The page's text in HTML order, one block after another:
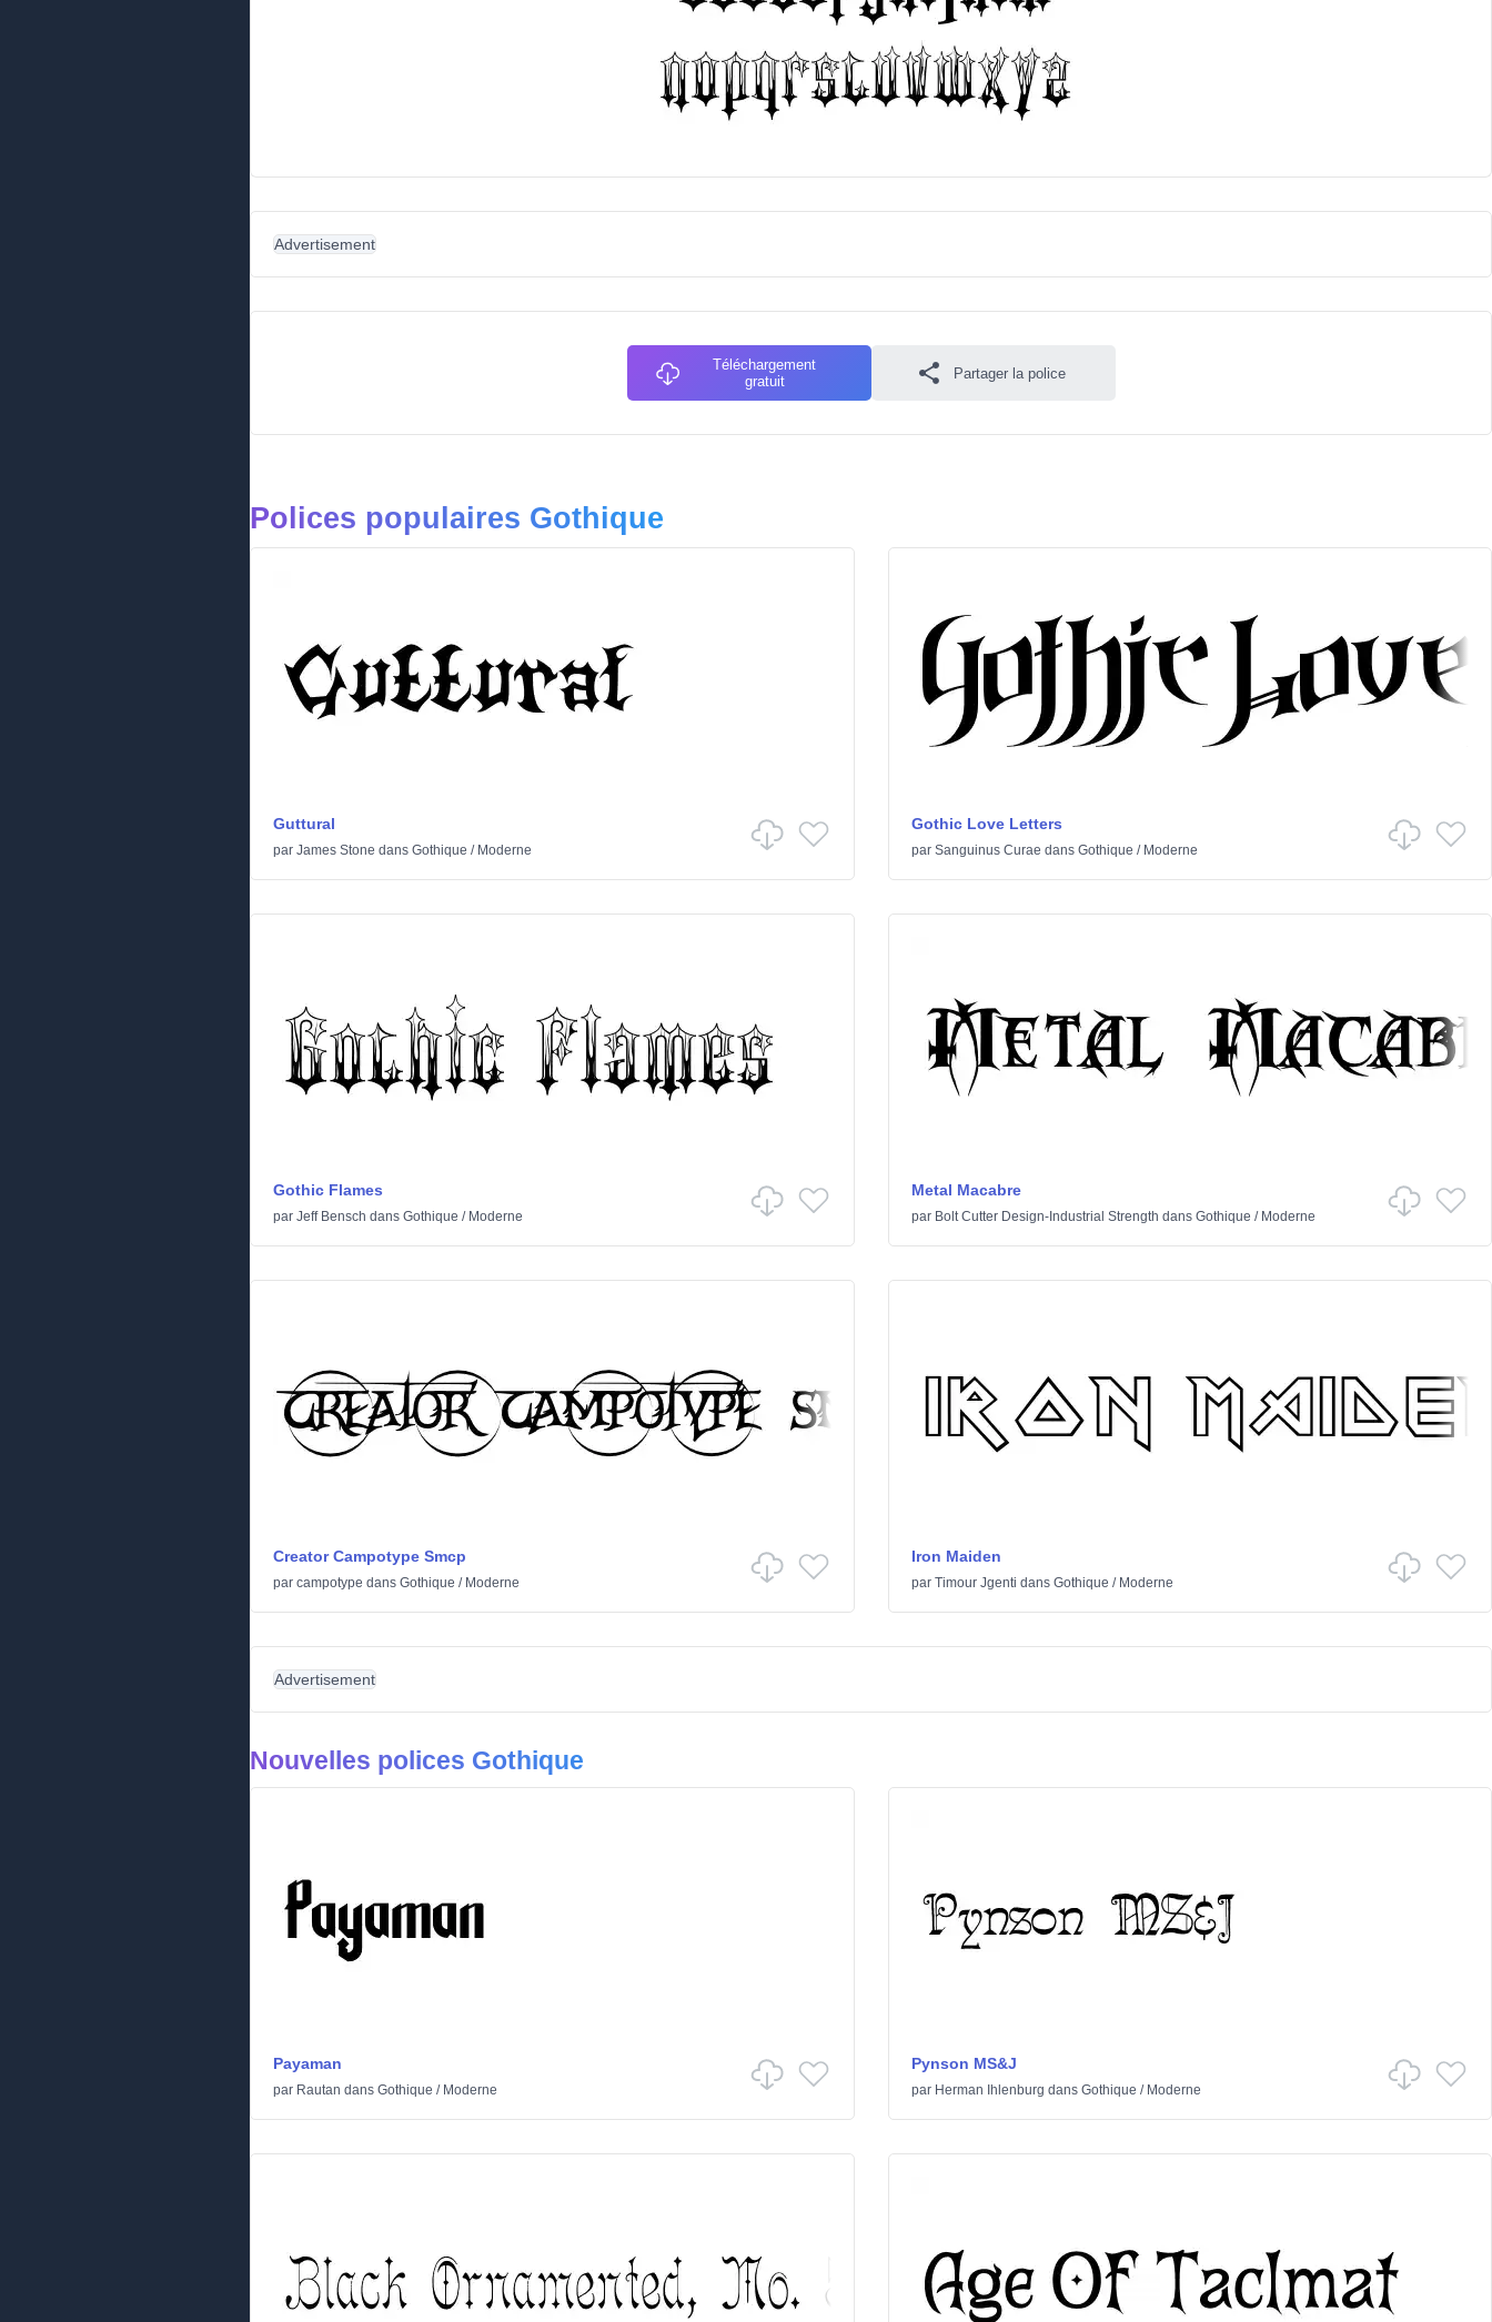
Advertisement
Téléchargement
gratuit
Partager la police
Polices populaires Gothique
Guttural
par James Stone dans Gothique / Moderne
Gothic Love Letters
par Sanguinus Curae dans Gothique / Moderne
Gothic Flames
par Jeff Bensch dans Gothique / Moderne
Metal Macabre
par Bolt Cutter Design-Industrial Strength dans Gothique / Moderne
Creator Campotype Smcp
par campotype dans Gothique / Moderne
Iron Maiden
par Timour Jgenti dans Gothique / Moderne
Advertisement
Nouvelles polices Gothique
Payaman
par Rautan dans Gothique / Moderne
Pynson MS&J
par Herman Ihlenburg dans Gothique / Moderne